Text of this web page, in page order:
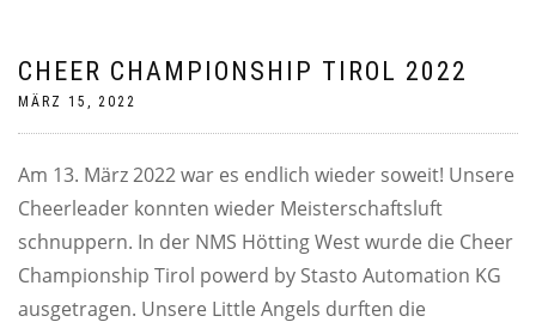
CHEER CHAMPIONSHIP TIROL 2022
MÄRZ 15, 2022
Am 13. März 2022 war es endlich wieder soweit! Unsere
Cheerleader konnten wieder Meisterschaftsluft
schnuppern. In der NMS Hötting West wurde die Cheer
Championship Tirol powerd by Stasto Automation KG
ausgetragen. Unsere Little Angels durften die